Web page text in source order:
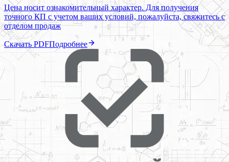
Цена носит ознакомительный характер. Для получения
точного КП с учетом ваших условий, пожалуйста, свяжитесь с
отделом продаж
Скачать PDFПодробнее